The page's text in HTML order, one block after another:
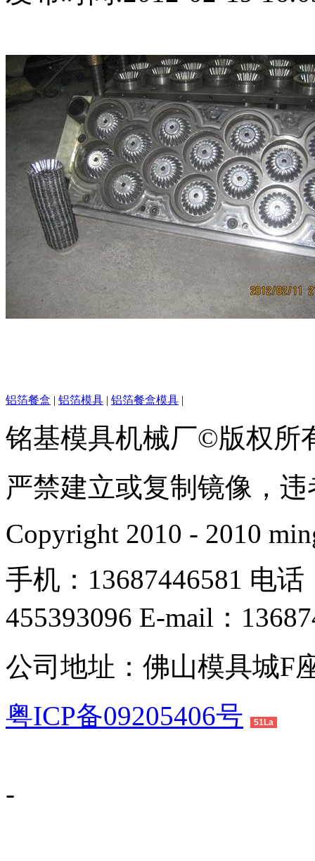
铝箔餐盒 | 铝箔模具 | 铝箔餐盒模具 |
铭基模具机械厂©版权所
严禁建立或复制镜像，
Copyright 2010 - 2010
手机：13687446581 电
455393096 E-mail：
公司地址：佛山模具城F
粤ICP备09205406号
51La
-